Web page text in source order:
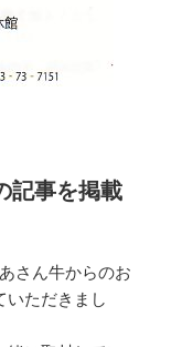
記事を掲載
さん牛からのお
いただきまし